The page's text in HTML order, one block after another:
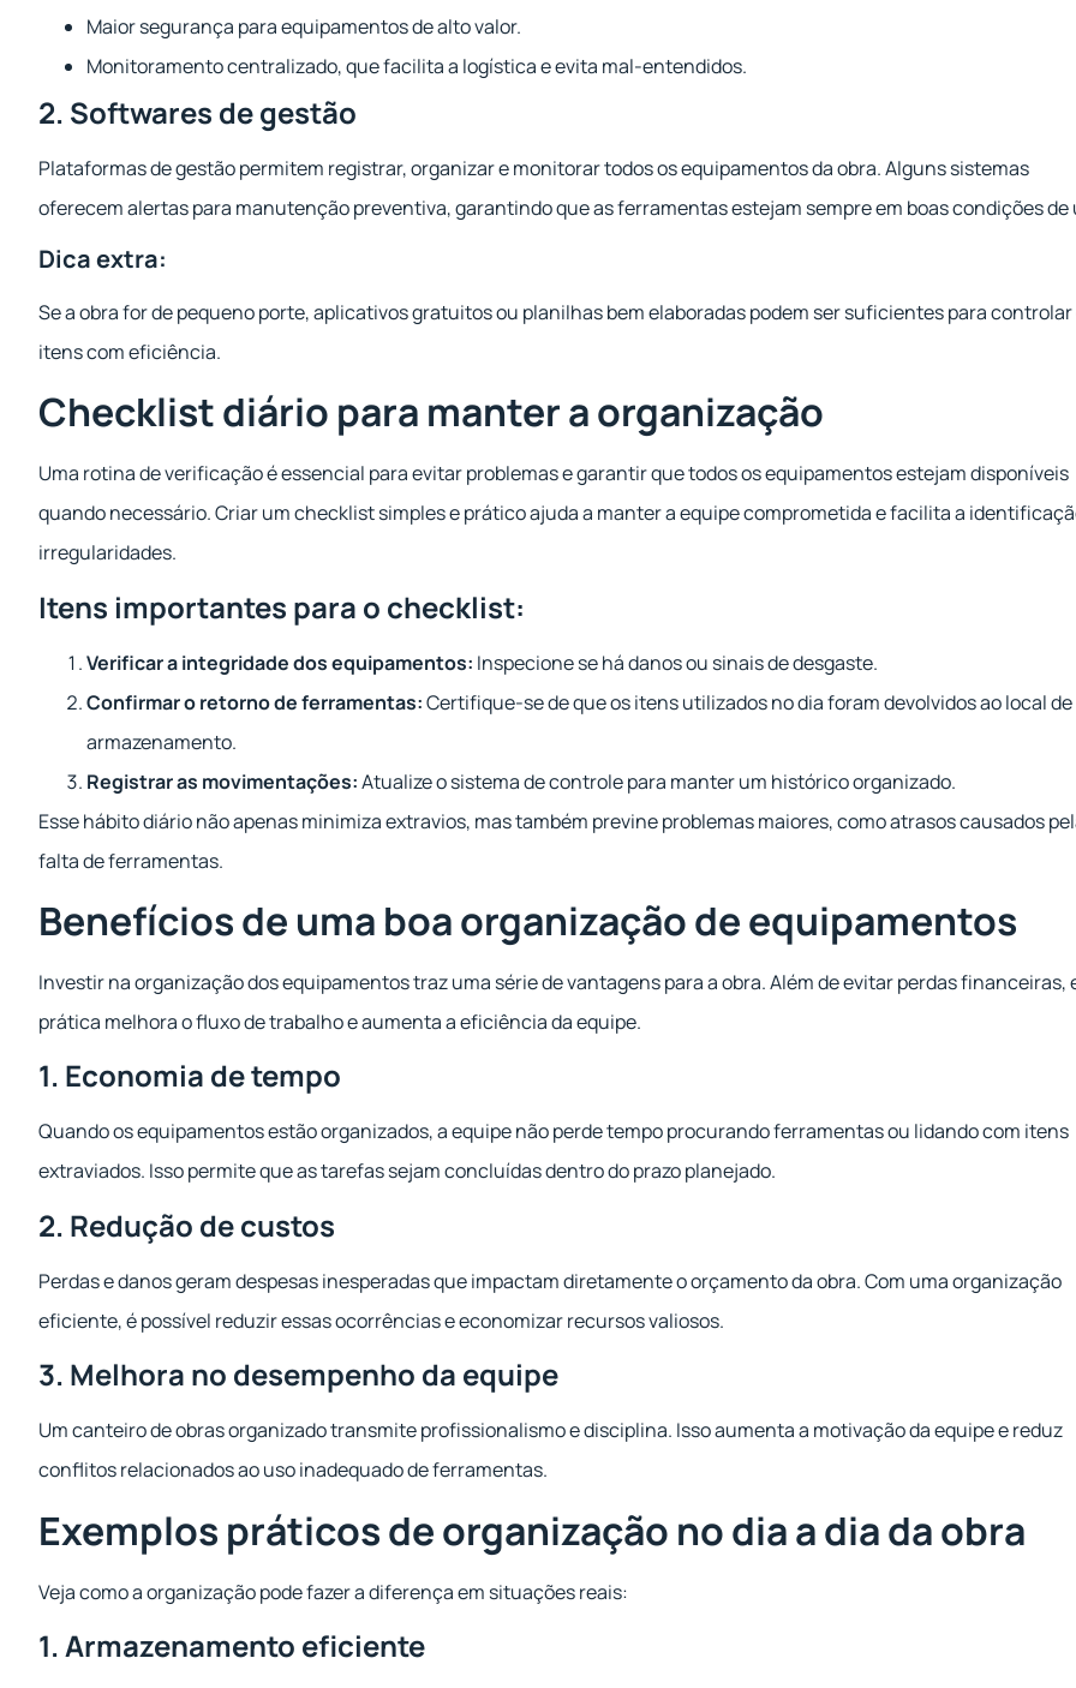
Maior segurança para equipamentos de alto valor.
Monitoramento centralizado, que facilita a logística e evita mal-entendidos.
2. Softwares de gestão
Plataformas de gestão permitem registrar, organizar e monitorar todos os equipamentos da obra. Alguns sistemas
oferecem alertas para manutenção preventiva, garantindo que as ferramentas estejam sempre em boas condições de
Dica extra:
Se a obra for de pequeno porte, aplicativos gratuitos ou planilhas bem elaboradas podem ser suficientes para controlar
itens com eficiência.
Checklist diário para manter a organização
Uma rotina de verificação é essencial para evitar problemas e garantir que todos os equipamentos estejam disponíveis
quando necessário. Criar um checklist simples e prático ajuda a manter a equipe comprometida e facilita a
irregularidades.
Itens importantes para o checklist:
Verificar a integridade dos equipamentos: Inspecione se há danos ou sinais de desgaste.
Confirmar o retorno de ferramentas:Certifique-se de que os itens utilizados no dia foram devolvidos ao local de
armazenamento.
Registrar as movimentações:Atualize o sistema de controle para manter um histórico organizado.
Esse hábito diário não apenas minimiza extravios, mas também previne problemas maiores, como atrasos causados
falta de ferramentas.
Benefícios de uma boa organização de equipamentos
Investir na organização dos equipamentos traz uma série de vantagens para a obra. Além de evitar perdas financeiras,
prática melhora o fluxo de trabalho e aumenta a eficiência da equipe.
1. Economia de tempo
Quando os equipamentos estão organizados, a equipe não perde tempo procurando ferramentas ou lidando com itens
extraviados. Isso permite que as tarefas sejam concluídas dentro do prazo planejado.
2. Redução de custos
Perdas e danos geram despesas inesperadas que impactam diretamente o orçamento da obra. Com uma organização
eficiente, é possível reduzir essas ocorrências e economizar recursos valiosos.
3. Melhora no desempenho da equipe
Um canteiro de obras organizado transmite profissionalismo e disciplina. Isso aumenta a motivação da equipe e reduz
conflitos relacionados ao uso inadequado de ferramentas.
Exemplos práticos de organização no dia a dia da obra
Veja como a organização pode fazer a diferença em situações reais:
1. Armazenamento eficiente